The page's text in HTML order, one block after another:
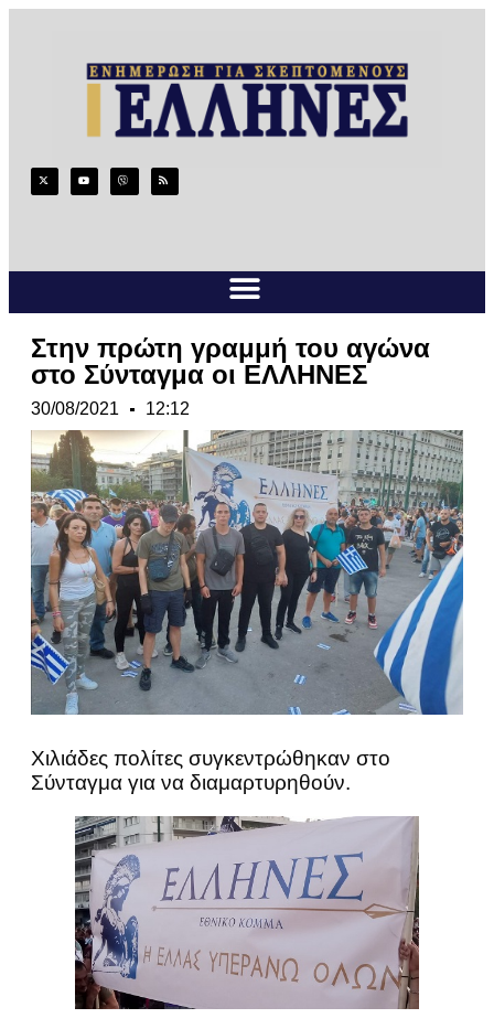
Στην πρώτη γραμμή του αγώνα
στο Σύνταγμα οι ΕΛΛΗΝΕΣ
30/08/2021 12:12
Χιλιάδες πολίτες συγκεντρώθηκαν στο
Σύνταγμα για να διαμαρτυρηθούν.